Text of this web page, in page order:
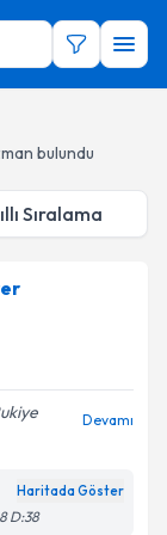
bulundu
Sıralama
Devamı
Haritada Göster
D:38